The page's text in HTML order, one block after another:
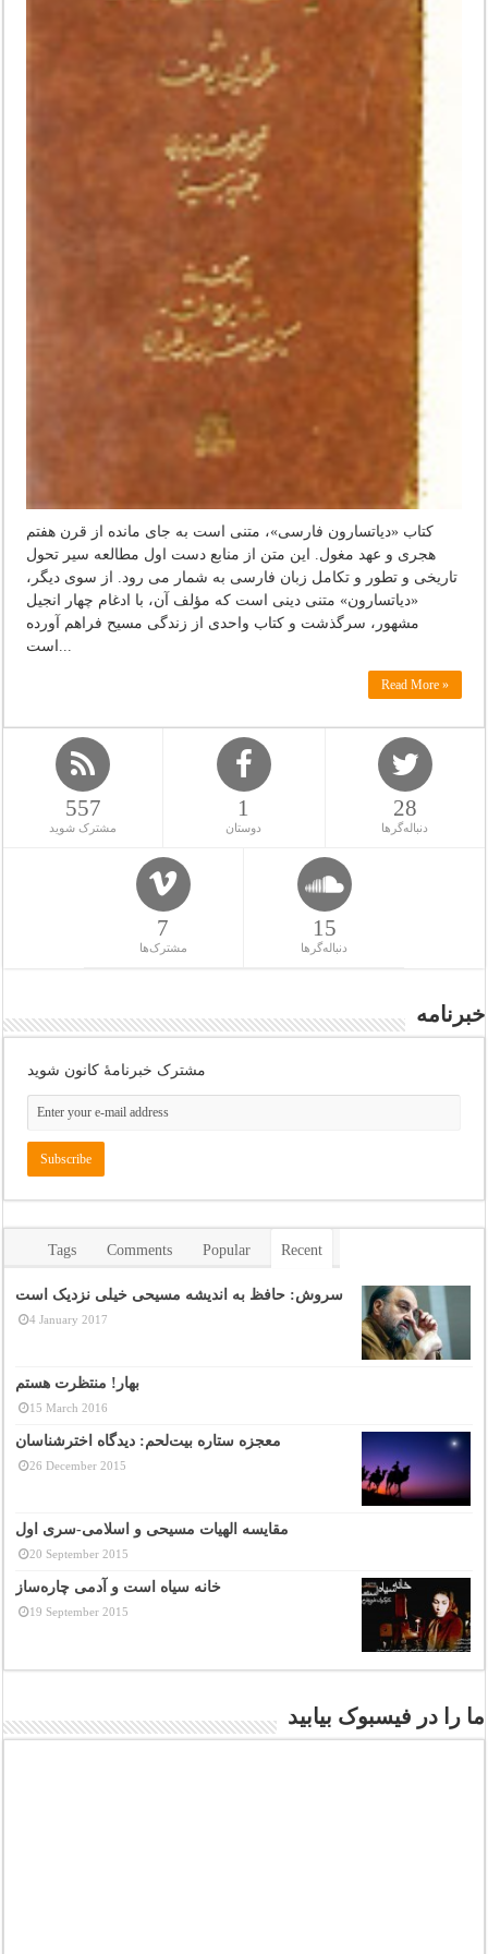
كتاب «دیاتسارون فارسی»، متنی است به جای مانده از قرن هفتم
هجری و عهد مغول. این متن از منابع دست اول ‏مطالعه سیر تحول
تاریخی و تطور و تكامل زبان فارسی به شمار می رود. از سوی دیگر،
«دیاتسارون» متنی ‏دینی است كه مؤلف آن، با ادغام چهار انجیل
مشهور، سرگذشت و كتاب واحدی از زندگی مسیح فراهم ‏آورده
Read More »
557
مشترک شوید
1
دوستان
28
دنباله‌گرها
7
مشترک‌ها
15
دنباله‌گرها
خبرنامه
مشترک خبرنامهٔ کانون شوید
Recent
Popular
Comments
Tags
سروش: حافظ به اندیشه مسیحی خیلی نزدیک است
4 January 2017
بهار! منتظرت هستم
15 March 2016
معجزه ستاره بیت‌لحم: دیدگاه اخترشناسان
26 December 2015
مقایسه الهیات مسیحی و اسلامی-سری اول
20 September 2015
خانه سیاه است و آدمی چاره‌ساز
19 September 2015
ما را در فیسبوک بیابید